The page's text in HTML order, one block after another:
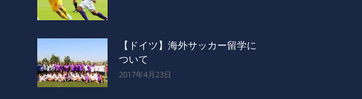
【ドイツ】海外サッカー留学に
ついて
2017年4月23日